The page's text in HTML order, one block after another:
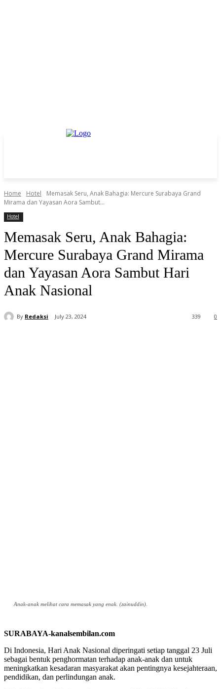
Home Hotel
Memasak Seru, Anak Bahagia: Mercure Surabaya Grand
Mirama dan Yayasan Aora Sambut...
Hotel
Memasak Seru, Anak Bahagia:
Mercure Surabaya Grand Mirama
dan Yayasan Aora Sambut Hari
Anak Nasional
By Redaksi July 23, 2024 0
339
Anak-anak melihat cara memasak yang enak. (zainuddin).
SURABAYA-kanalsembilan.com
Di Indonesia, Hari Anak Nasional diperingati setiap tanggal 23 Juli
sebagai bentuk penghormatan terhadap anak-anak dan untuk
meningkatkan kesadaran masyarakat akan pentingnya kesejahteraan,
pendidikan, dan perlindungan anak.